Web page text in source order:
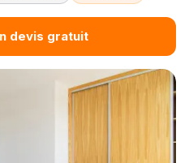
devis gratuit